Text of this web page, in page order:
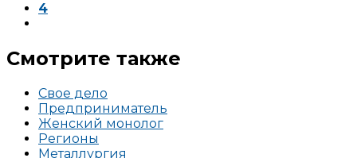
4
Смотрите также
Свое дело
Предприниматель
Женский монолог
Регионы
Металлургия